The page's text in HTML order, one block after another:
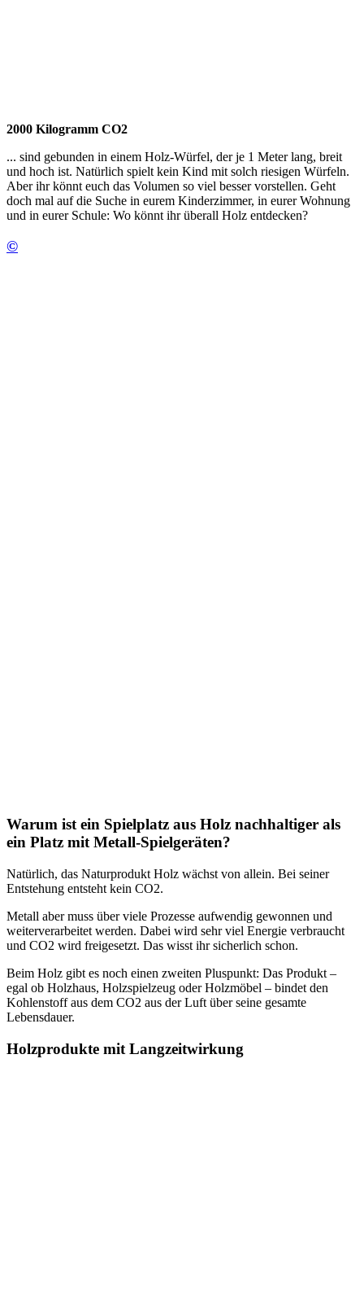
2000 Kilogramm CO2
... sind gebunden in einem Holz-Würfel, der je 1 Meter lang, breit
und hoch ist. Natürlich spielt kein Kind mit solch riesigen Würfeln.
Aber ihr könnt euch das Volumen so viel besser vorstellen. Geht
doch mal auf die Suche in eurem Kinderzimmer, in eurer Wohnung
und in eurer Schule: Wo könnt ihr überall Holz entdecken?
©
Warum ist ein Spielplatz aus Holz nachhaltiger als
ein Platz mit Metall-Spielgeräten?
Natürlich, das Naturprodukt Holz wächst von allein. Bei seiner
Entstehung entsteht kein CO2.
Metall aber muss über viele Prozesse aufwendig gewonnen und
weiterverarbeitet werden. Dabei wird sehr viel Energie verbraucht
und CO2 wird freigesetzt. Das wisst ihr sicherlich schon.
Beim Holz gibt es noch einen zweiten Pluspunkt: Das Produkt –
egal ob Holzhaus, Holzspielzeug oder Holzmöbel – bindet den
Kohlenstoff aus dem CO2 aus der Luft über seine gesamte
Lebensdauer.
Holzprodukte mit Langzeitwirkung